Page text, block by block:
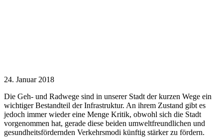
24. Januar 2018
Die Geh- und Radwege sind in unserer Stadt der kurzen Wege ein
wichtiger Bestandteil der Infrastruktur. An ihrem Zustand gibt es
jedoch immer wieder eine Menge Kritik, obwohl sich die Stadt
vorgenommen hat, gerade diese beiden umweltfreundlichen und
gesundheitsfördernden Verkehrsmodi künftig stärker zu fördern.